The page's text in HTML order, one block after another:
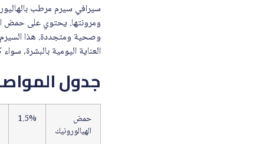
ومرونتها. يحتوي على حمض
وصحية ومتجددة. هذا السيرم
العناية اليومية بالبشرة، سواء
جدول
حمض
الهيالورونيك
1.5%